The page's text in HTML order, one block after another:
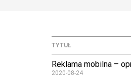
TYTUŁ
Reklama mobilna –
2020-08-24